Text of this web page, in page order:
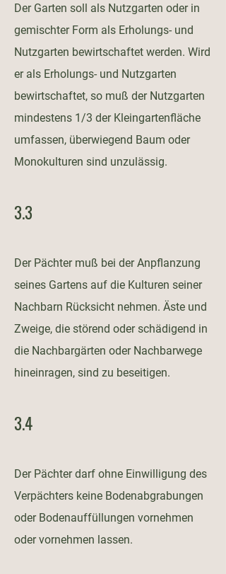
Der Garten soll als Nutzgarten oder in
gemischter Form als Erholungs- und
Nutzgarten bewirtschaftet werden. Wird
er als Erholungs- und Nutzgarten
bewirtschaftet, so muß der Nutzgarten
mindestens 1/3 der Kleingartenfläche
umfassen, überwiegend Baum oder
Monokulturen sind unzulässig.
3.3
Der Pächter muß bei der Anpflanzung
seines Gartens auf die Kulturen seiner
Nachbarn Rücksicht nehmen. Äste und
Zweige, die störend oder schädigend in
die Nachbargärten oder Nachbarwege
hineinragen, sind zu beseitigen.
3.4
Der Pächter darf ohne Einwilligung des
Verpächters keine Bodenabgrabungen
oder Bodenauffüllungen vornehmen
oder vornehmen lassen.